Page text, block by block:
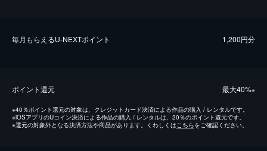
毎⽉もらえるU-NEXTポイント 1,200円分
ポイント還元 最⼤40%※
※40％ポイント還元の対象は、クレジットカード決済による作品の購入 / レンタルです。
※iOSアプリのUコイン決済による作品の購入 / レンタルは、20％のポイント還元です。
※還元の対象外となる決済方法や商品があります。くわしくはこちらをご確認ください。